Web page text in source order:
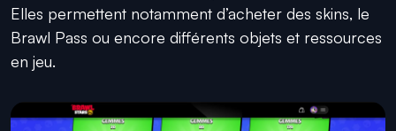
Elles permettent notamment d’acheter des skins, le
Brawl Pass ou encore différents objets et ressources
en jeu.